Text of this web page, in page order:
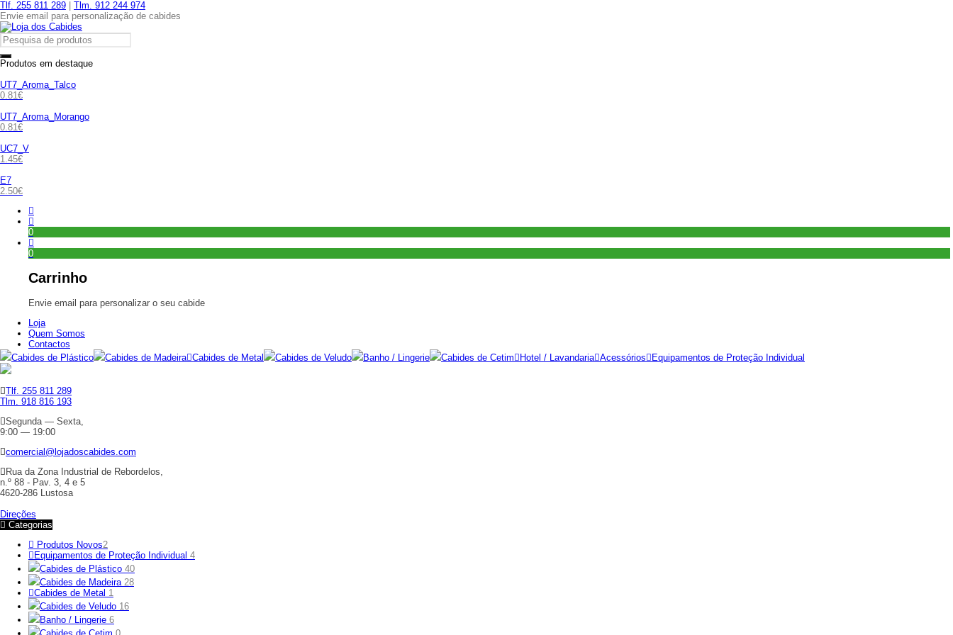
Tlf. 255 811 289
Tlm. 912 244 974
Envie email para personalização de cabides
Produtos em destaque
UT7_Aroma_Talco
0.81€
UT7_Aroma_Morango
0.81€
UC7_V
1.45€
E7
2.50€
0
0
Carrinho
Envie email para personalizar o seu cabide
Loja
Quem Somos
Contactos
Cabides de Plástico
Cabides de Madeira Cabides de Metal Cabides de Veludo Banho / Lingerie Cabides de Cetim Hotel / Lavandaria Acessórios Equipamentos de Proteção Individual
Tlf. 255 811 289
Tlm. 918 816 193
Segunda — Sexta,
9:00 — 19:00
comercial@lojadoscabides.com
Rua da Zona Industrial de Rebordelos,
n.º 88 - Pav. 3, 4 e 5
4620-286 Lustosa
Direções
Categorias
Produtos Novos2
Equipamentos de Proteção Individual 4
Cabides de Plástico 40
Cabides de Madeira 28
Cabides de Metal 1
Cabides de Veludo 16
Banho / Lingerie 6